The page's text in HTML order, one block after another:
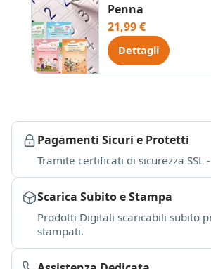
Penna
21,99 €
Dettagli
Pagamenti Sicuri e Protetti
Tramite certificati di sicurezza SSL
Scarica Subito e Stampa
Prodotti Digitali scaricabili subito
stampati.